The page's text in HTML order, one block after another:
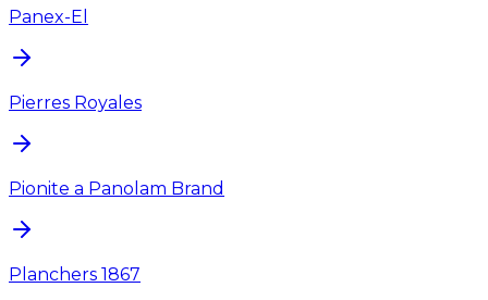
Panex-El
Pierres Royales
Pionite a Panolam Brand
Planchers 1867